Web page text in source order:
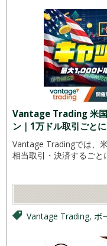
Vantage Trading 米国
ン｜1万ドル取引ごと
Vantage Tradingでは、
相当取引・決済するごと
Vantage Trading, ボ